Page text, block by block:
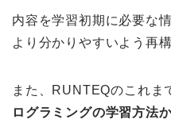
内容を学習初期に必要な
より分かりやすいよう再
また、RUNTEQのこれま
ログラミングの学習方法